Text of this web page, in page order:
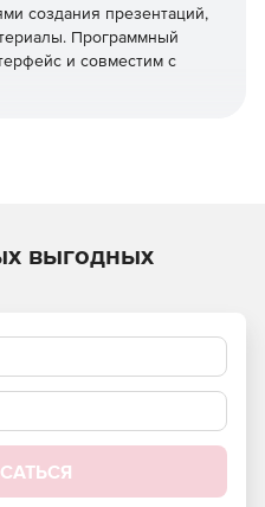
создания презентаций,
Программный
и совместим с
Camtasia 2021,
расширения навыков.
выгодных